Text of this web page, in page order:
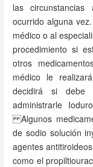
las circunstancias
ocurrido alguna
médico o al
procedimiento si
otros
médico le
decidirá si debe
administrarle
Algunos
de sodio solución
agentes
como el